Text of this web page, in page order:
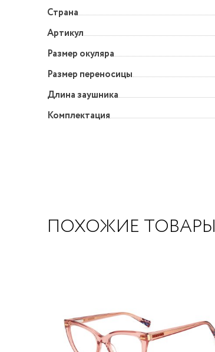
Страна
Артикул
Размер окуляра
Размер переносицы
Длина заушника
Комплектация
ПОХОЖИЕ ТОВАРЫ